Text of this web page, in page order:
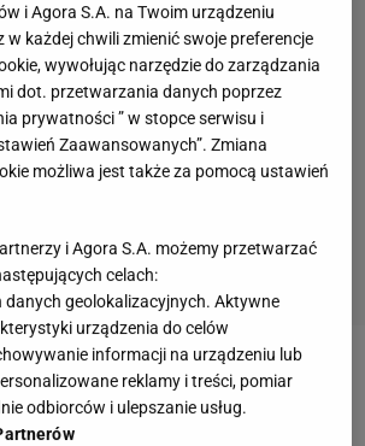
Świątek mogła mieć złamaną
groziło. Niebywałe [To jest
i Agora S.A. na Twoim urządzeniu
w każdej chwili zmienić swoje preferencje
wywołując narzędzie do zarządzania
dot. przetwarzania danych poprzez
prywatności ” w stopce serwisu i
Zaawansowanych”. Zmiana
możliwa jest także za pomocą ustawień
i Agora S.A. możemy przetwarzać
celach:
danych geolokalizacyjnych. Aktywne
urządzenia do celów
informacji na urządzeniu lub
reklamy i treści, pomiar
odbiorców i ulepszanie usług.